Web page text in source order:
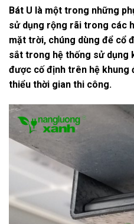
Bát U là một trong những
sử dụng rộng rãi trong các
mặt trời, chúng dùng để cổ
sắt trong hệ thống sử dụng
được cố định trên hệ khung
thiểu thời gian thi công.